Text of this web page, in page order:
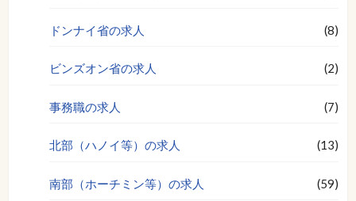
ドンナイ省の求人 (8)
ビンズオン省の求人 (2)
事務職の求人 (7)
北部（ハノイ等）の求人 (13)
南部（ホーチミン等）の求人 (59)